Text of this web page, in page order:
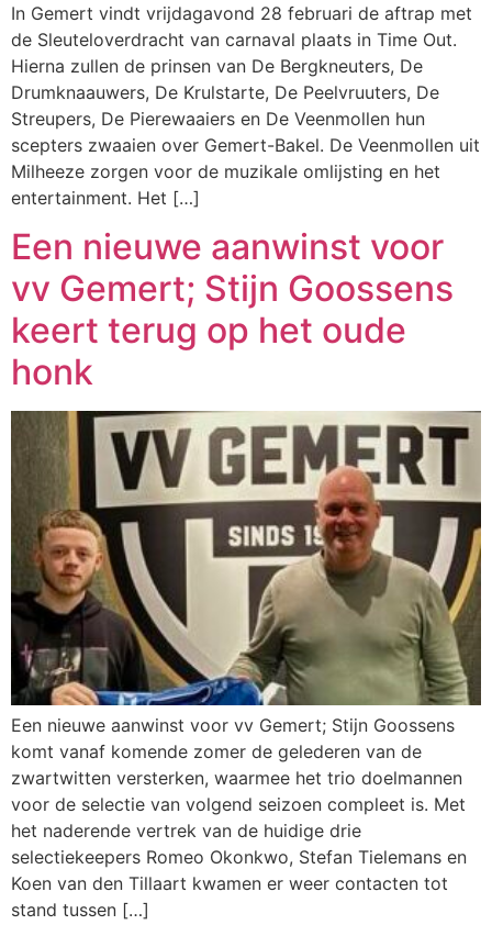
In Gemert vindt vrijdagavond 28 februari de aftrap met
de Sleuteloverdracht van carnaval plaats in Time Out.
Hierna zullen de prinsen van De Bergkneuters, De
Drumknaauwers, De Krulstarte, De Peelvruuters, De
Streupers, De Pierewaaiers en De Veenmollen hun
scepters zwaaien over Gemert-Bakel. De Veenmollen uit
Milheeze zorgen voor de muzikale omlijsting en het
entertainment. Het […]
Een nieuwe aanwinst voor
vv Gemert; Stijn Goossens
keert terug op het oude
honk
Een nieuwe aanwinst voor vv Gemert; Stijn Goossens
komt vanaf komende zomer de gelederen van de
zwartwitten versterken, waarmee het trio doelmannen
voor de selectie van volgend seizoen compleet is. Met
het naderende vertrek van de huidige drie
selectiekeepers Romeo Okonkwo, Stefan Tielemans en
Koen van den Tillaart kwamen er weer contacten tot
stand tussen […]